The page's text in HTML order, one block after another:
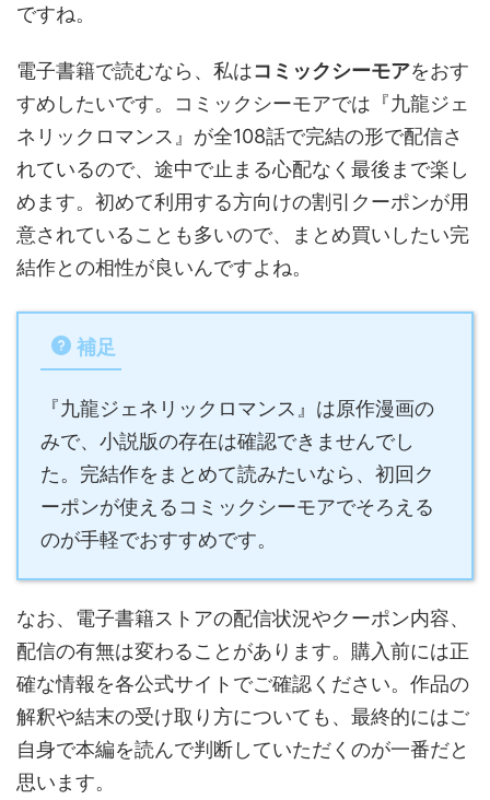
ですね。
電子書籍で読むなら、私はコミックシーモアをおす
すめしたいです。コミックシーモアでは『九龍ジェ
ネリックロマンス』が全108話で完結の形で配信さ
れているので、途中で止まる心配なく最後まで楽し
めます。初めて利用する方向けの割引クーポンが用
意されていることも多いので、まとめ買いしたい完
結作との相性が良いんですよね。
補足
『九龍ジェネリックロマンス』は原作漫画の
みで、小説版の存在は確認できませんでし
た。完結作をまとめて読みたいなら、初回ク
ーポンが使えるコミックシーモアでそろえる
のが手軽でおすすめです。
なお、電子書籍ストアの配信状況やクーポン内容、
配信の有無は変わることがあります。購入前には正
確な情報を各公式サイトでご確認ください。作品の
解釈や結末の受け取り方についても、最終的にはご
自身で本編を読んで判断していただくのが一番だと
思います。